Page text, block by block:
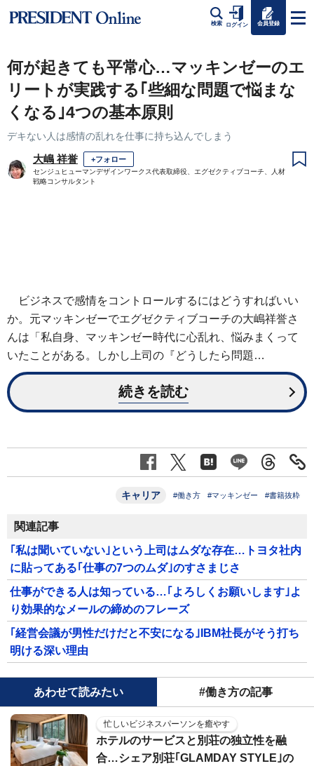
検索 ログイン 会員登録
何が起きても平常心…マッキンゼーのエ
リートが実践する｢些細な問題で悩まな
くなる｣4つの基本原則
デキない人は感情の乱れを仕事に持ち込んでしまう
大嶋 祥誉 +フォロー
センジュヒューマンデザインワークス代表取締役、エグゼクティブコーチ、人材
戦略コンサルタント
ビジネスで感情をコントロールするにはどうすればいい
か。元マッキンゼーでエグゼクティブコーチの大嶋祥誉さ
んは「私自身、マッキンゼー時代に心乱れ、悩みまくって
いたことがある。しかし上司の『どうしたら問題…
続きを読む
キャリア #働き方 #マッキンゼー #書籍抜粋
関連記事
｢私は聞いていない｣という上司はムダな存在…トヨタ社内
に貼ってある｢仕事の7つのムダ｣のすさまじさ
仕事ができる人は知っている…｢よろしくお願いします｣よ
り効果的なメールの締めのフレーズ
｢経営会議が男性だけだと不安になる｣IBM社長がそう打ち
明ける深い理由
あわせて読みたい #働き方の記事
忙しいビジネスパーソンを癒やす
ホテルのサービスと別荘の独立性を融
合…シェア別荘｢GLAMDAY STYLE｣の